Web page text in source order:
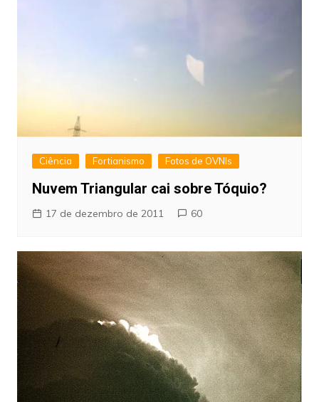
Ciência Fortianismo Fotos de OVNIs
Nuvem Triangular cai sobre Tóquio?
17 de dezembro de 2011 60